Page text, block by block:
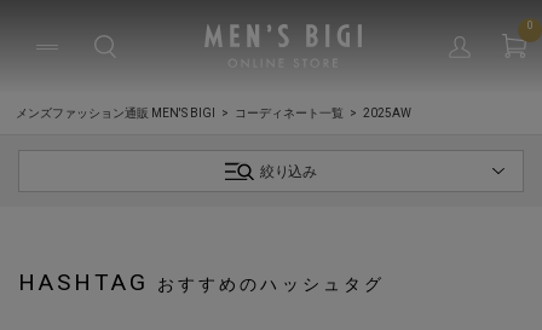
0
メンズファッション通販 MEN'S BIGI コーディネート一覧 2025AW
絞り込み
HASHTAG おすすめのハッシュタグ